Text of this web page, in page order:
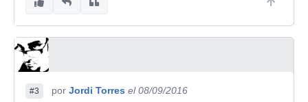
#3 por Jordi Torres el 08/09/2016